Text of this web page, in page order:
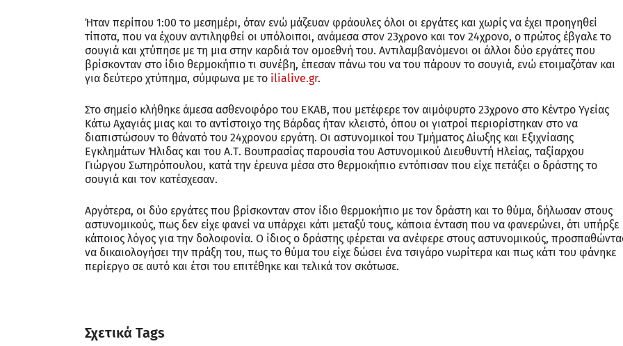
Ήταν περίπου 1:00 το μεσημέρι, όταν ενώ μάζευαν φράουλες όλοι οι εργάτες και χωρίς να έχει προηγηθεί
τίποτα, που να έχουν αντιληφθεί οι υπόλοιποι, ανάμεσα στον 23χρονο και τον 24χρονο, ο πρώτος έβγαλε το
σουγιά και χτύπησε με τη μια στην καρδιά τον ομοεθνή του. Αντιλαμβανόμενοι οι άλλοι δύο εργάτες που
βρίσκονταν στο ίδιο θερμοκήπιο τι συνέβη, έπεσαν πάνω του να του πάρουν το σουγιά, ενώ ετοιμαζόταν και
για δεύτερο χτύπημα, σύμφωνα με το ilialive.gr.
Στο σημείο κλήθηκε άμεσα ασθενοφόρο του ΕΚΑΒ, που μετέφερε τον αιμόφυρτο 23χρονο στο Κέντρο Υγείας
Κάτω Αχαγιάς μιας και το αντίστοιχο της Βάρδας ήταν κλειστό, όπου οι γιατροί περιορίστηκαν στο να
διαπιστώσουν το θάνατό του 24χρονου εργάτη. Οι αστυνομικοί του Τμήματος Δίωξης και Εξιχνίασης
Εγκλημάτων Ήλιδας και του Α.Τ. Βουπρασίας παρουσία του Αστυνομικού Διευθυντή Ηλείας, ταξίαρχου
Γιώργου Σωτηρόπουλου, κατά την έρευνα μέσα στο θερμοκήπιο εντόπισαν που είχε πετάξει ο δράστης το
σουγιά και τον κατέσχεσαν.
Αργότερα, οι δύο εργάτες που βρίσκονταν στον ίδιο θερμοκήπιο με τον δράστη και το θύμα, δήλωσαν στους
αστυνομικούς, πως δεν είχε φανεί να υπάρχει κάτι μεταξύ τους, κάποια ένταση που να φανερώνει, ότι υπήρξε
κάποιος λόγος για την δολοφονία. Ο ίδιος ο δράστης φέρεται να ανέφερε στους αστυνομικούς,
να δικαιολογήσει την πράξη του, πως το θύμα του είχε δώσει ένα τσιγάρο νωρίτερα και πως κάτι του φάνηκε
περίεργο σε αυτό και έτσι του επιτέθηκε και τελικά τον σκότωσε.
Σχετικά Tags